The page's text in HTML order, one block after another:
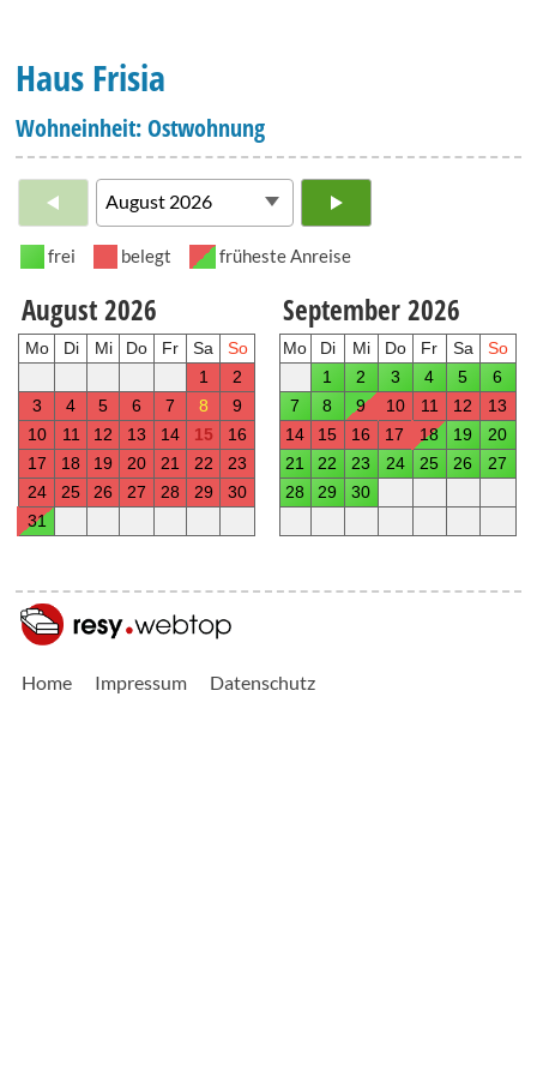
Haus Frisia
Wohneinheit: Ostwohnung
Home Impressum Datenschutz